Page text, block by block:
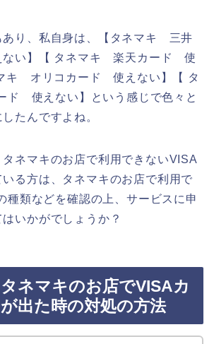
あり、私自身は、【タネマキ 三井
い】【 タネマキ 楽天カード 使
キ オリコカード 使えない】【 タ
使えない】という感じで色々と
たんですよね。
ネマキのお店で利用できないVISA
る方は、タネマキのお店で利用で
種類などを確認の上、サービスに申
いかがでしょうか？
タネマキのお店でVISAカ
出た時の対処の方法